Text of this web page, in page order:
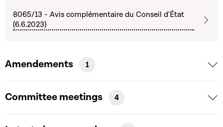
8065/13 - Avis complémentaire du Conseil d'État
(6.6.2023)
Amendements 1
Committee meetings 4